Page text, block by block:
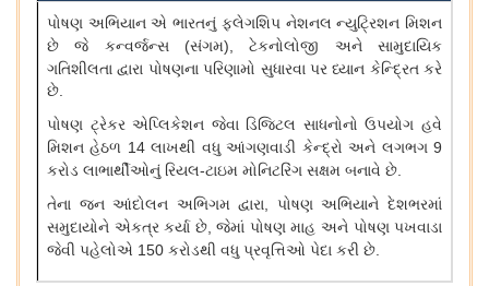
પોષણ અભિયાન એ ભારતનું ફ્લેગશિપ નેશનલ ન્યુટ્રિશન મિશન
છે
જે કન્વર્જન્સ(સંગમ),ટેકનોલોજી અને
સામુદાયિક
ગતિશીલતા દ્વારા પોષણના પરિણામો સુધારવા પર ધ્યાન કેન્દ્રિત કરે
છે.
પોષણ ટ્રેકર એપ્લિકેશન જેવા ડિજિટલ સાધનોનો ઉપયોગ હવે
મિશન હેઠળ 14લાખથી વધુ આંગણવાડી કેન્દ્રો અને લગભગ 9
કરોડ લાભાર્થીઓનું રિયલ-ટાઇમ મોનિટરિંગ સક્ષમ બનાવે છે.
તેના જન આંદોલન અભિગમ દ્વારા, પોષણ અભિયાને દેશભરમાં
સમુદાયોને એકત્ર કર્યા છે,જેમાં પોષણ માહ અને પોષણ પખવાડા
જેવી પહેલોએ 150 કરોડથી વધુ પ્રવૃત્તિઓ પેદા કરી છે.